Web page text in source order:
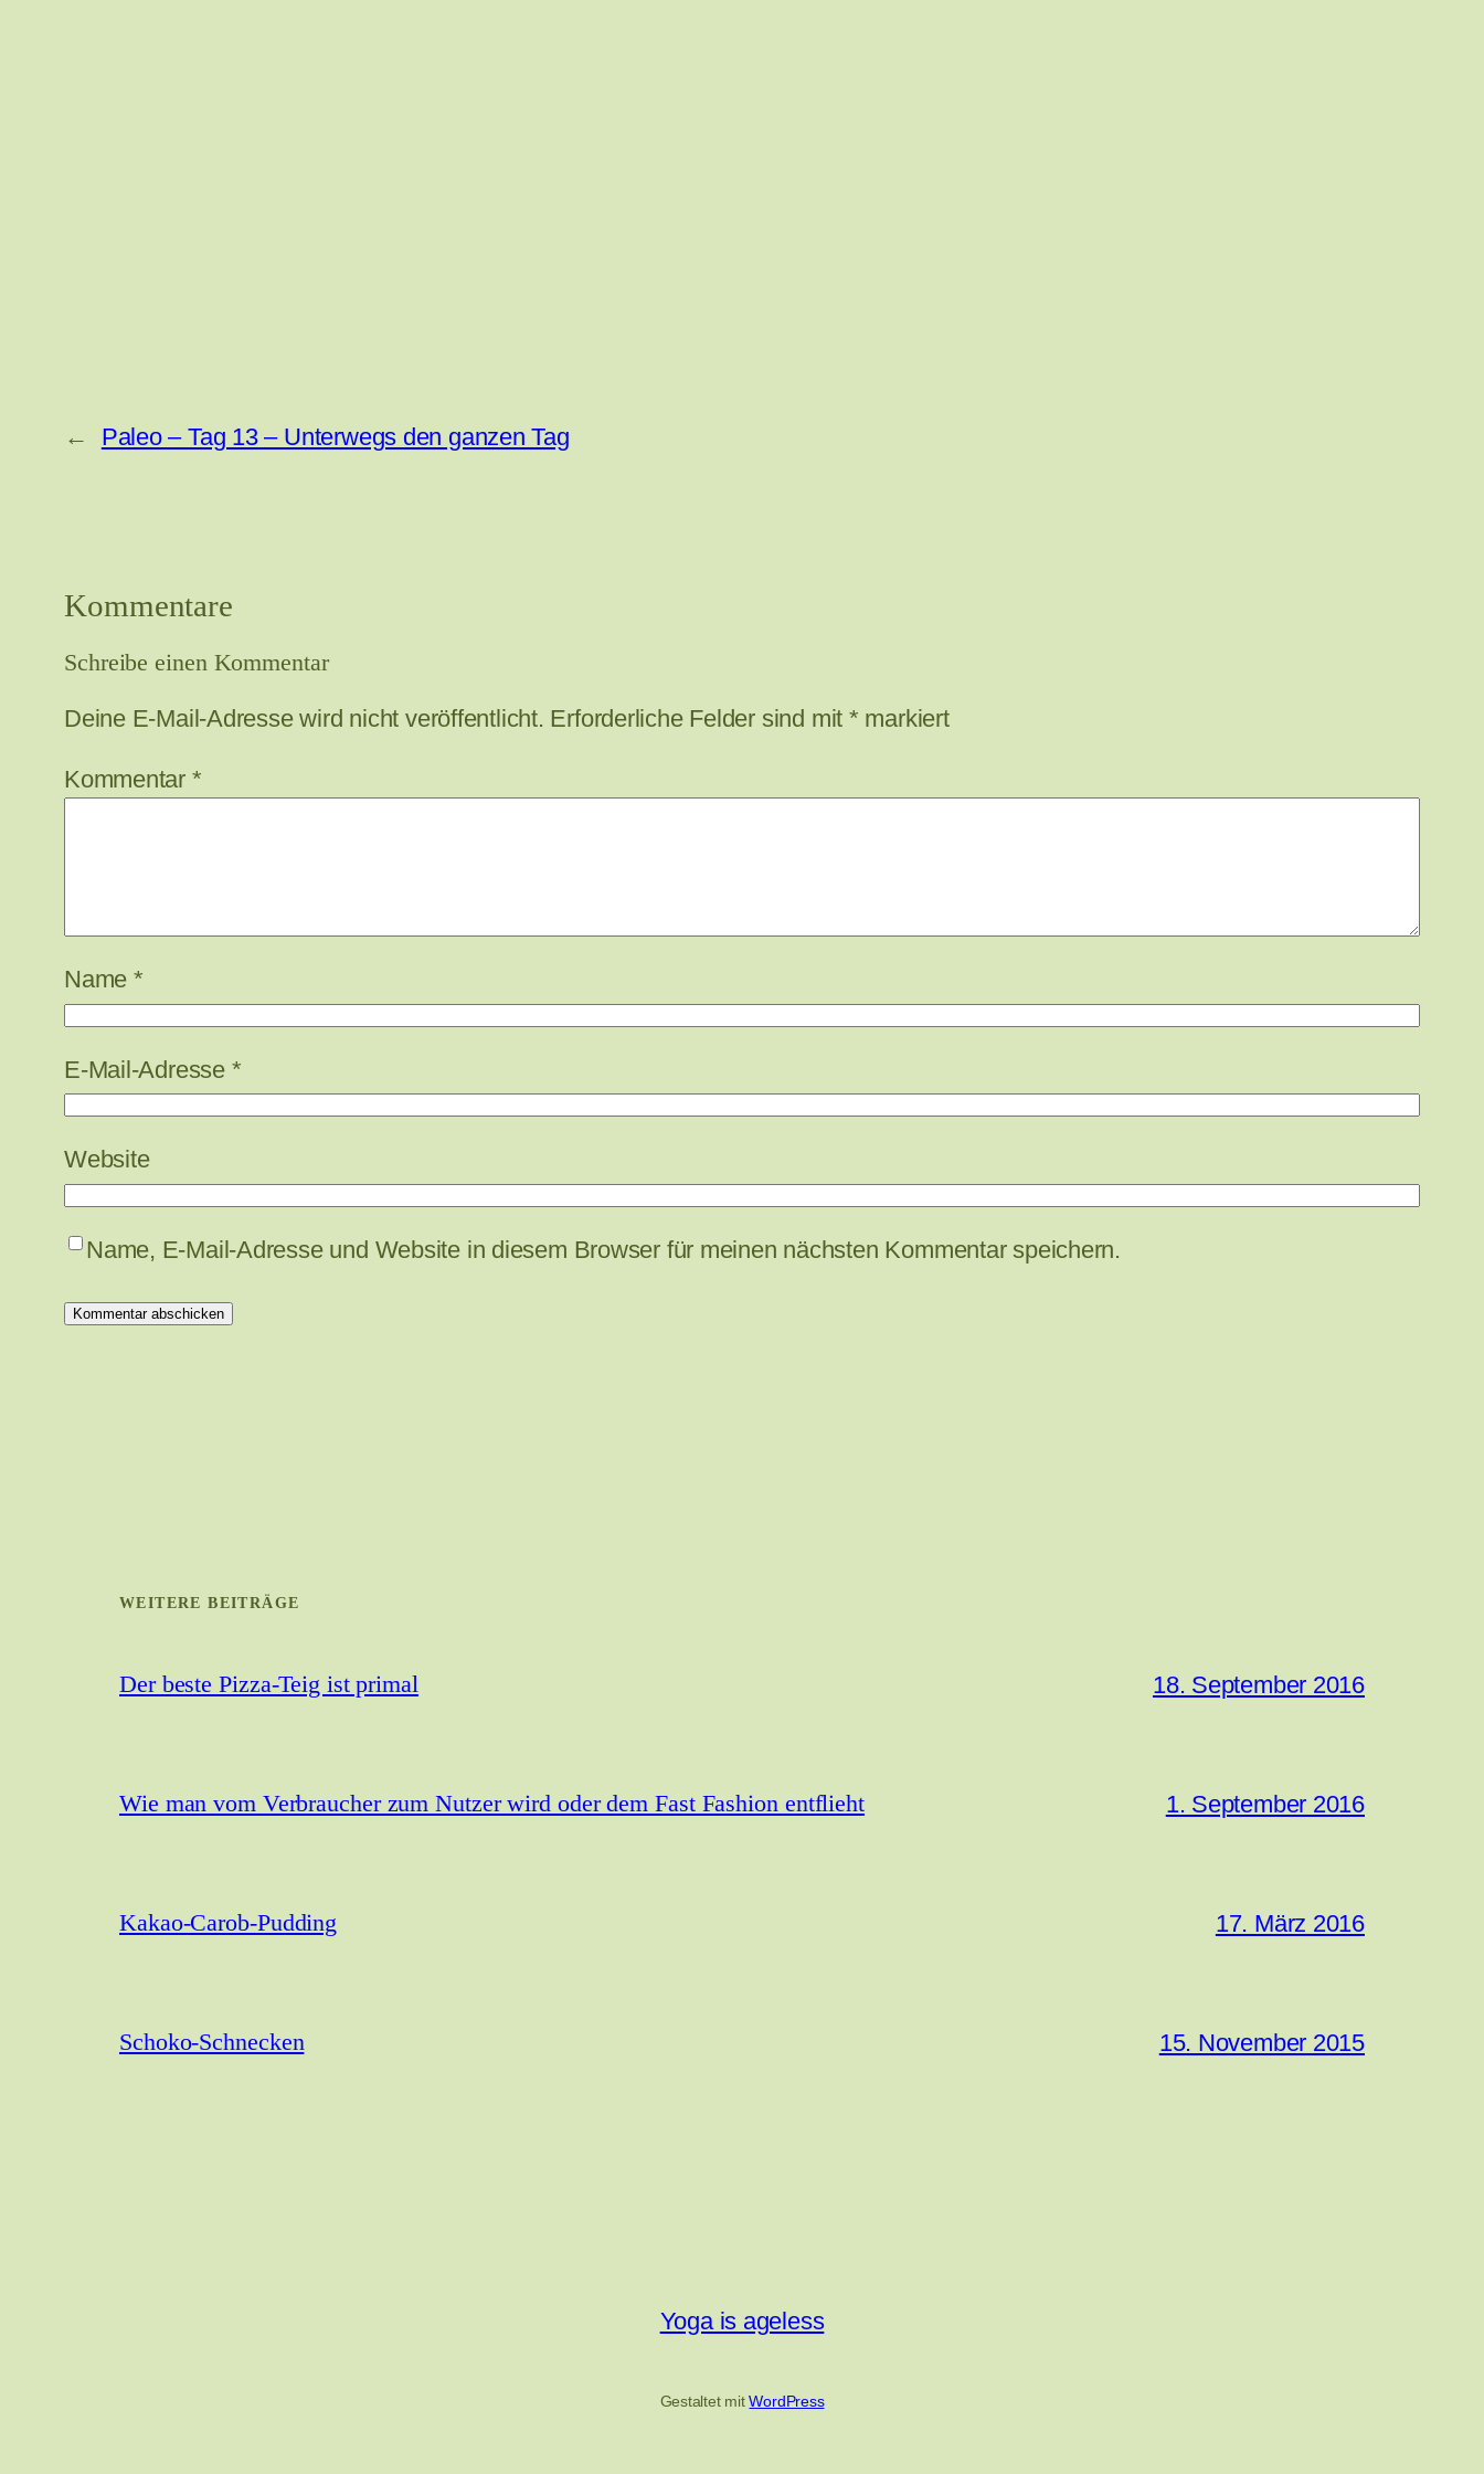
← Paleo – Tag 13 – Unterwegs den ganzen Tag
Kommentare
Schreibe einen Kommentar
Deine E-Mail-Adresse wird nicht veröffentlicht. Erforderliche Felder sind mit * markiert
Kommentar *
Name *
E-Mail-Adresse *
Website
Name, E-Mail-Adresse und Website in diesem Browser für meinen nächsten Kommentar speichern.
WEITERE BEITRÄGE
Der beste Pizza-Teig ist primal 18. September 2016
Wie man vom Verbraucher zum Nutzer wird oder dem Fast Fashion entflieht 1. September 2016
Kakao-Carob-Pudding 17. März 2016
Schoko-Schnecken 15. November 2015
Yoga is ageless
Gestaltet mitWordPress